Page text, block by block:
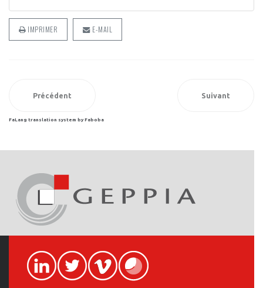
IMPRIMER E-MAIL
Précédent Suivant
FaLang translation system by Faboba